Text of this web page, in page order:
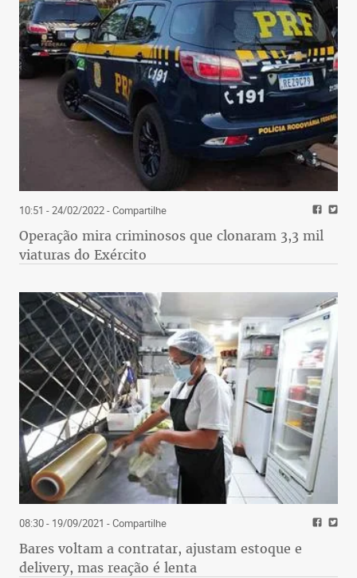
10:51 - 24/02/2022- Compartilhe
Operação mira criminosos que clonaram 3,3 mil
viaturas do Exército
08:30 - 19/09/2021 - Compartilhe
Bares voltam a contratar, ajustam estoque e
delivery, mas reação é lenta